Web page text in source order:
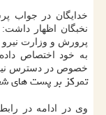
خدایگان در جواب
نخبگان اظهار
پرورش و وزارت نیرو
به خود اختصاص
خصوص در دسترس
تمرکز بر پست های
وی در ادامه در